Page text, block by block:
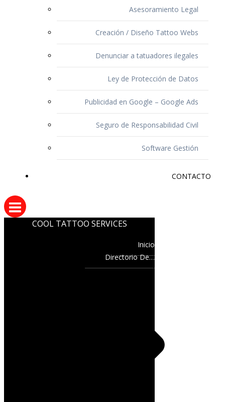
Asesoramiento Legal
Creación / Diseño Tattoo Webs
Denunciar a tatuadores ilegales
Ley de Protección de Datos
Publicidad en Google – Google Ads
Seguro de Responsabilidad Civil
Software Gestión
CONTACTO
COOL TATTOO SERVICES
Inicio
Directorio De…